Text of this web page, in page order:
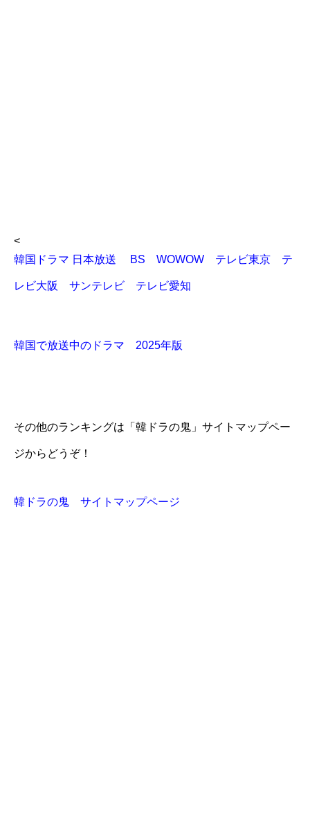
<
韓国ドラマ 日本放送 BS WOWOW テレビ東京 テ
レビ大阪 サンテレビ テレビ愛知
韓国で放送中のドラマ 2025年版
その他のランキングは「韓ドラの鬼」サイトマップペー
ジからどうぞ！
韓ドラの鬼 サイトマップページ